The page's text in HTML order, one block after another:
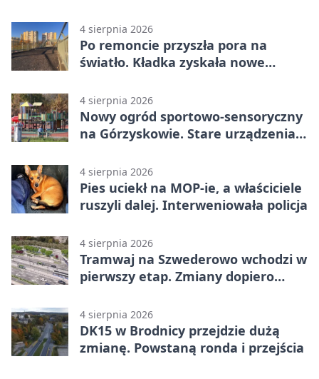
4 sierpnia 2026
Po remoncie przyszła pora na
światło. Kładka zyskała nowe
4 sierpnia 2026
Nowy ogród sportowo-sensoryczny
na Górzyskowie. Stare urządzenia
4 sierpnia 2026
Pies uciekł na MOP-ie, a właściciele
ruszyli dalej. Interweniowała policja
4 sierpnia 2026
Tramwaj na Szwederowo wchodzi w
pierwszy etap. Zmiany dopiero
4 sierpnia 2026
DK15 w Brodnicy przejdzie dużą
zmianę. Powstaną ronda i przejścia